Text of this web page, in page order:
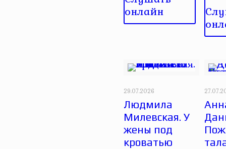
онлайн
29.07.2026
Людмила
Милевская. У
жены под
кроватью